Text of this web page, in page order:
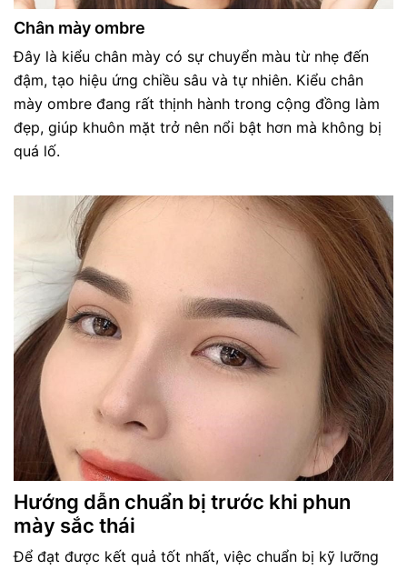
Chân mày ombre
Đây là kiểu chân mày có sự chuyển màu từ nhẹ đến
đậm, tạo hiệu ứng chiều sâu và tự nhiên. Kiểu chân
mày ombre đang rất thịnh hành trong cộng đồng làm
đẹp, giúp khuôn mặt trở nên nổi bật hơn mà không bị
quá lố.
Hướng dẫn chuẩn bị trước khi phun
mày sắc thái
Để đạt được kết quả tốt nhất, việc chuẩn bị kỹ lưỡng